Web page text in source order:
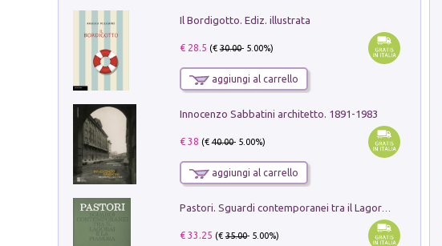
Il Bordigotto. Ediz. illustrata
€ 28.5 (€30.00- 5.00%)
aggiungi al carrello
Innocenzo Sabbatini architetto. 1891-1983
€ 38 (€40.00- 5.00%)
aggiungi al carrello
Pastori. Sguardi contemporanei tra il Lagorai e la pianura. Ediz. illustrata
€ 33.25 (€35.00- 5.00%)